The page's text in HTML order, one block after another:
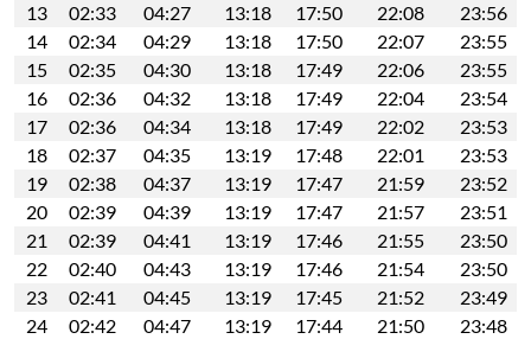
13
02:33 04:27 13:18 17:50 22:08
23:56
14
02:34 04:29 13:18 17:50 22:07
23:55
15
02:35 04:30 13:18 17:49 22:06
23:55
16
02:36 04:32 13:18 17:49 22:04
23:54
17
02:36 04:34 13:18 17:49 22:02
23:53
18
02:37 04:35 13:19 17:48 22:01
23:53
19
02:38 04:37 13:19 17:47 21:59
23:52
20
02:39 04:39 13:19 17:47 21:57
23:51
21
02:39 04:41 13:19 17:46 21:55
23:50
22
02:40 04:43 13:19 17:46 21:54
23:50
23
02:41 04:45 13:19 17:45 21:52
23:49
24
02:42 04:47 13:19 17:44 21:50
23:48